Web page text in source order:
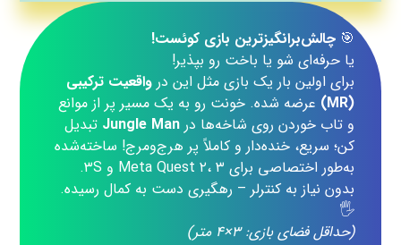
🎯چالش‌برانگیزترین بازی کوئست!
یا حرفه‌ای شو یا باخت رو بپذیر!
برای اولین بار یک بازی مثل این درواقعیت ترکیبی
(MR)
عرضه شده. خونت رو به یک مسیر پر از موانع
و تاب خوردن روی شاخه‌ها درJungle Man تبدیل
کن؛ سریع، خنده‌دار و کاملاً پر هرج‌ومرج! ساخته‌شده
به‌طور اختصاصی برای Meta Quest ۲، ۳ و ۳S.
بدون نیاز به کنترلر – رهگیری دست به کمال رسیده.
🖐️
(حداقل فضای بازی: ۳×۴ متر)